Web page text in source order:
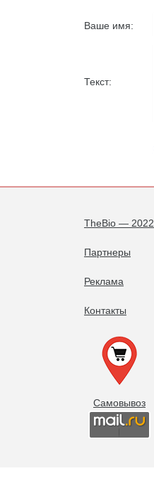
Ваше имя:
Текст:
TheBio — 2022
Партнеры
Реклама
Контакты
Самовывоз